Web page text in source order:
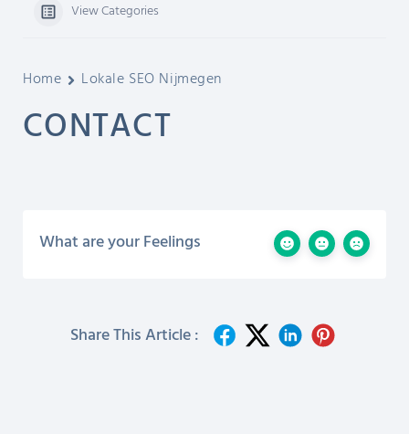
View Categories
Home Lokale SEO Nijmegen
CONTACT
What are your Feelings
Share This Article :